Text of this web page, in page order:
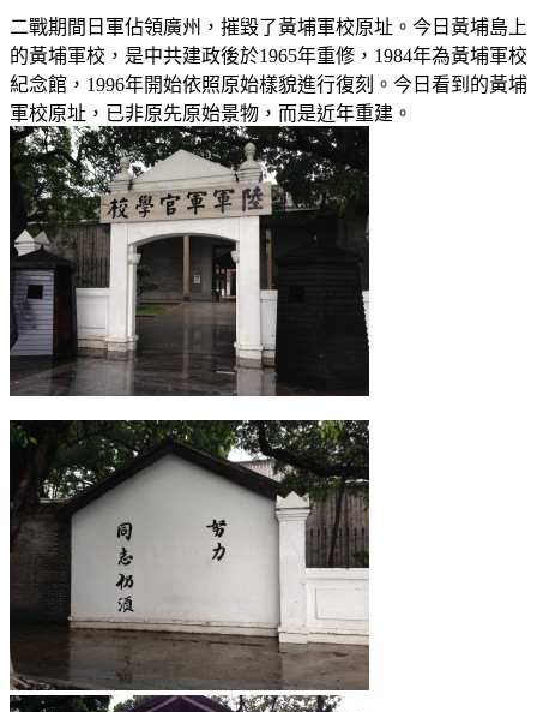
二戰期間日軍佔領廣州，摧毀了黃埔軍校原址。今日黃埔島上
的黃埔軍校，是中共建政後於1965年重修，1984年為黃埔軍校
紀念館，1996年開始依照原始樣貌進行復刻。今日看到的黃埔
軍校原址，已非原先原始景物，而是近年重建。